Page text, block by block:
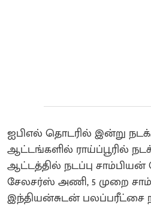
ஐபிஎல் தொடரில் இன்று
ஆட்டங்களில் ராய்ப்பூரில்
ஆட்டத்தில் நடப்பு
சேலசர்ஸ் அணி, 5 முறை
இந்தியன்சுடன் பலப்பரீட்சை